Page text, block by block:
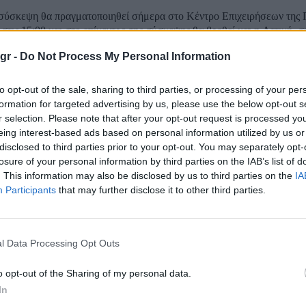
- Do Not Process My Personal Information
opt-out of the sale, sharing to third parties, or processing of your
for targeted advertising by us, please use the below opt-out
selection. Please note that after your opt-out request is processed
interest-based ads based on personal information utilized by us
to third parties prior to your opt-out. You may separately
of your personal information by third parties on the IAB’s list of
This information may also be disclosed by us to third parties on the
Participants that may further disclose it to other third parties.
Data Processing Opt Outs
opt-out of the Sharing of my personal data.
θα πραγματοποιηθεί σήμερα στο Κέντρο Επιχειρήσεων της
15:00 και στο επίκεντρο της σύσκεψης θα βρεθεί και η Αττική,
news για λογοκρισία στην τέχνη
ημέρες με αφορμή την κατάθεση του νομοσχεδίου για τα
Υφυπουργό παρά τω Πρωθυπουργώ στον Υπουργό Επικρατείας, Θ.
στο διαδίκτυο και σε Μέσα Μαζικής Ενημέρωσης η ψευδής
χαρτί;»
τόνους απάντησε σήμερα στη Βουλή ο υφυπουργός στον